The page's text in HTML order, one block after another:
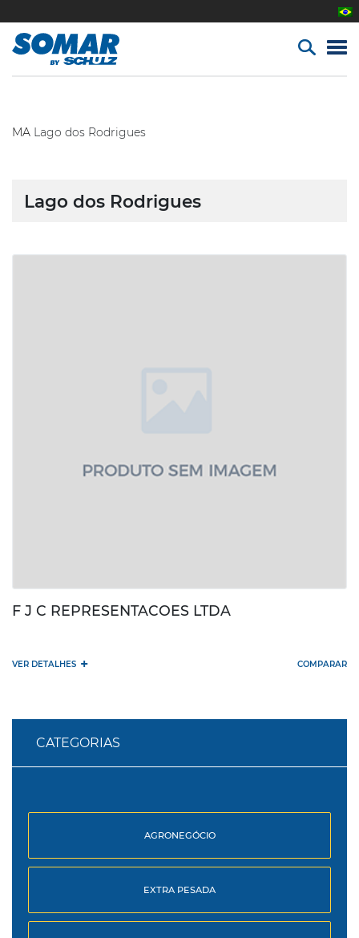
MA Lago dos Rodrigues
CATEGORIAS
AGRONEGÓCIO
EXTRA PESADA
Lago dos Rodrigues
F J C REPRESENTACOES LTDA
VER DETALHES + COMPARAR